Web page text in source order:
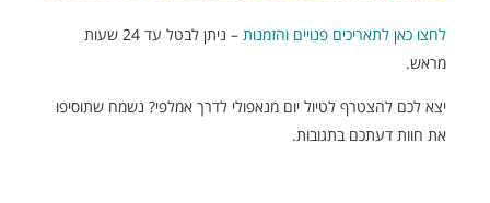
לחצו כאן לתאריכים פנויים והזמנות
– ניתן לבטל עד 24 שעות
מראש.
יצא לכם להצטרף לטיול יום מנאפולי לדרך אמלפי? נשמח שתוסיפו
את חוות דעתכם בתגובות.